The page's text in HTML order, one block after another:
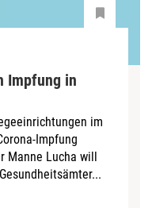
Impfung in
im
Impfung
Manne Lucha will